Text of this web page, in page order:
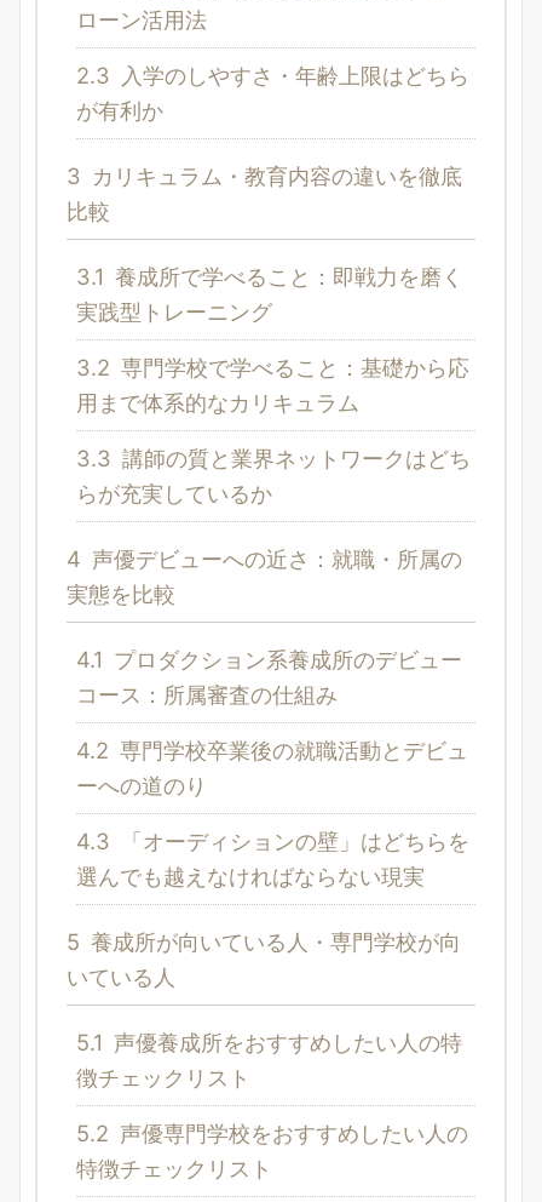
ローン活用法
2.3
入学のしやすさ・年齢上限はどちら
が有利か
3 カリキュラム・教育内容の違いを徹底
比較
3.1 養成所で学べること：即戦力を磨く
実践型トレーニング
3.2 専門学校で学べること：基礎から応
用まで体系的なカリキュラム
3.3 講師の質と業界ネットワークはどち
らが充実しているか
4 声優デビューへの近さ：就職・所属の
実態を比較
4.1 プロダクション系養成所のデビュー
コース：所属審査の仕組み
4.2 専門学校卒業後の就職活動とデビュ
ーへの道のり
4.3
「オーディションの壁」はどちらを
選んでも越えなければならない現実
5 養成所が向いている人・専門学校が向
いている人
5.1 声優養成所をおすすめしたい人の特
徴チェックリスト
5.2 声優専門学校をおすすめしたい人の
特徴チェックリスト